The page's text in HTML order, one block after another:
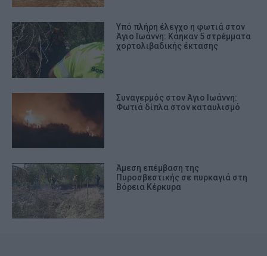
Υπό πλήρη έλεγχο η φωτιά στον
Άγιο Ιωάννη: Κάηκαν 5 στρέμματα
χορτολιβαδικής έκτασης
Συναγερμός στον Άγιο Ιωάννη:
Φωτιά δίπλα στον καταυλισμό
Άμεση επέμβαση της
Πυροσβεστικής σε πυρκαγιά στη
Βόρεια Κέρκυρα